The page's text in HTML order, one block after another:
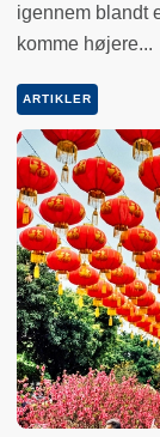
igennem blandt
komme højere...
ARTIKLER